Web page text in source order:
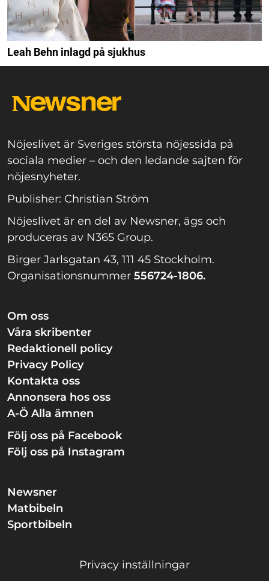
Leah Behn inlagd på sjukhus
Nöjeslivet är Sveriges största nöjessida på
sociala medier – och den ledande sajten för
nöjesnyheter.
Publisher: Christian Ström
Nöjeslivet är en del av Newsner, ägs och
produceras av N365 Group.
Birger Jarlsgatan 43, 111 45 Stockholm.
Organisationsnummer 556724-1806.
Om oss
Våra skribenter
Redaktionell policy
Privacy Policy
Kontakta oss
Annonsera hos oss
A-Ö Alla ämnen
Följ oss på Facebook
Följ oss på Instagram
Newsner
Matbibeln
Sportbibeln
Privacy inställningar